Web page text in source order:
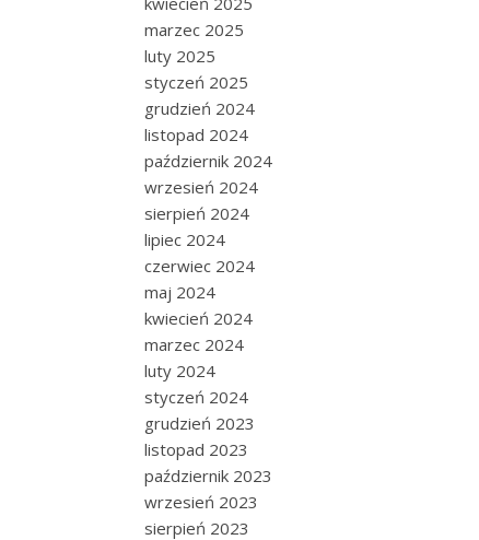
marzec 2025
luty 2025
styczeń 2025
grudzień 2024
listopad 2024
październik 2024
wrzesień 2024
sierpień 2024
lipiec 2024
czerwiec 2024
maj 2024
kwiecień 2024
marzec 2024
luty 2024
styczeń 2024
grudzień 2023
listopad 2023
październik 2023
wrzesień 2023
sierpień 2023